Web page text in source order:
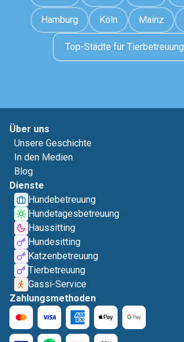
Hamburg Köln Mainz
Top-Städte für Tierbetreuung
Über uns
Unsere Geschichte
In den Medien
Blog
Dienste
Hundebetreuung
Hundetagesbetreuung
Haussitting
Hundesitting
Katzenbetreuung
Tierbetreuung
Gassi-Service
Zahlungsmethoden